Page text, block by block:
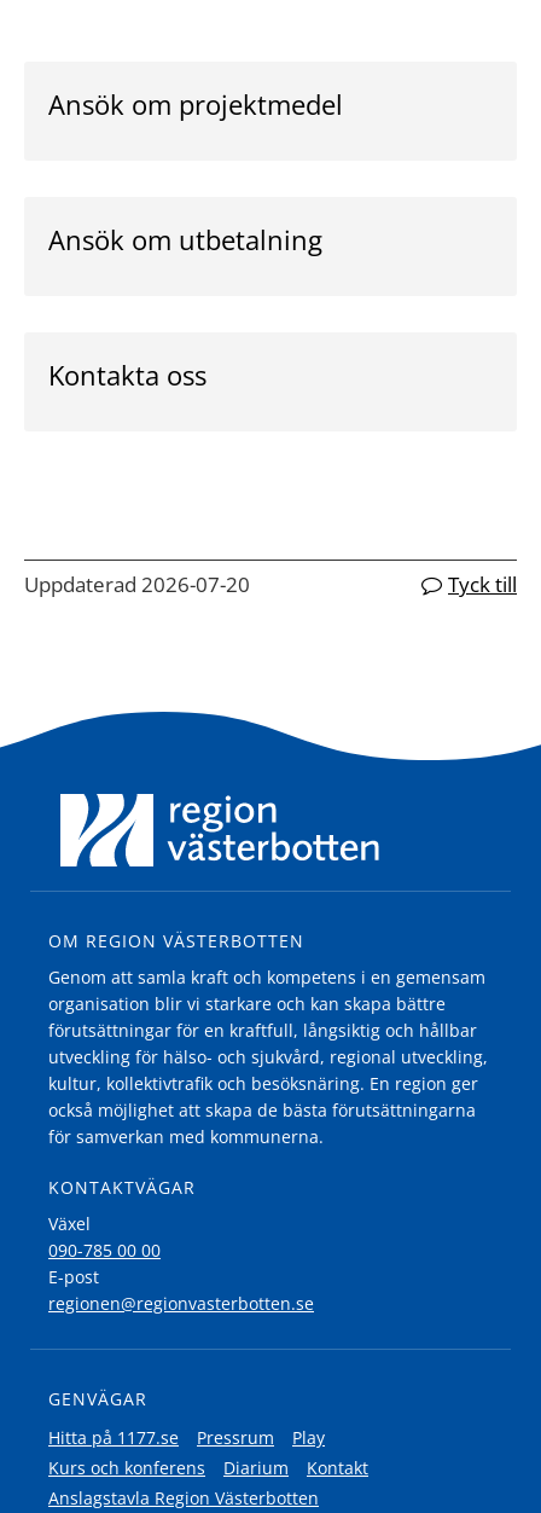
Ansök om projektmedel
Ansök om utbetalning
Kontakta oss
Uppdaterad 2026-07-20 Tyck till
OM REGION VÄSTERBOTTEN
Genom att samla kraft och kompetens i en gemensam
organisation blir vi starkare och kan skapa bättre
förutsättningar för en kraftfull, långsiktig och hållbar
utveckling för hälso- och sjukvård, regional utveckling,
kultur, kollektivtrafik och besöksnäring. En region ger
också möjlighet att skapa de bästa förutsättningarna
för samverkan med kommunerna.
KONTAKTVÄGAR
Växel
090-785 00 00
E-post
regionen@regionvasterbotten.se
GENVÄGAR
Hitta på 1177.se
Pressrum
Play
Kurs och konferens
Diarium
Kontakt
Anslagstavla Region Västerbotten